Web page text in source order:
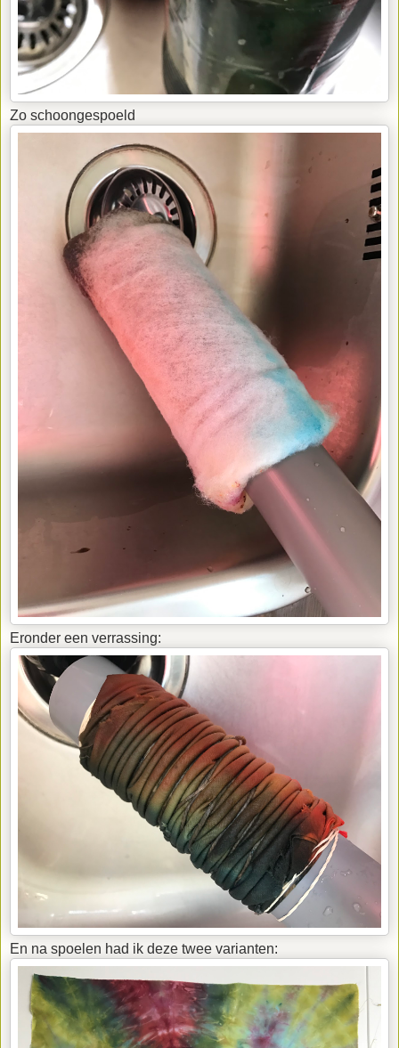
Zo schoongespoeld
Eronder een verrassing:
En na spoelen had ik deze twee varianten: